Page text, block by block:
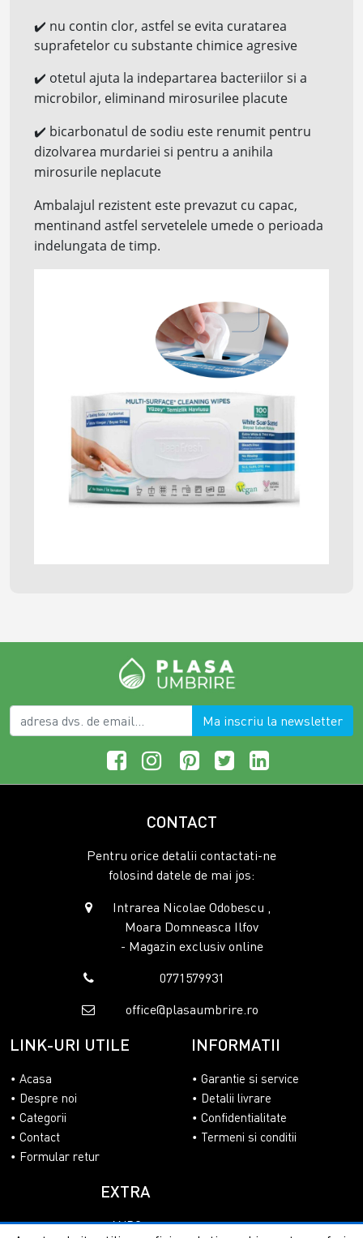
✔️ nu contin clor, astfel se evita curatarea
suprafetelor cu substante chimice agresive
✔️ otetul ajuta la indepartarea bacteriilor si a
microbilor, eliminand mirosurilee placute
✔️ bicarbonatul de sodiu este renumit pentru
dizolvarea murdariei si pentru a anihila
mirosurile neplacute
Ambalajul rezistent este prevazut cu capac,
mentinand astfel servetelele umede o perioada
indelungata de timp.
Ma inscriu la newsletter
CONTACT
Pentru orice detalii contactati-ne
folosind datele de mai jos:
Intrarea Nicolae Odobescu ,
Moara Domneasca Ilfov
- Magazin exclusiv online
0771579931
office@plasaumbrire.ro
LINK-URI UTILE
Acasa
Despre noi
Categorii
Contact
Formular retur
INFORMATII
Garantie si service
Detalii livrare
Confidentialitate
Termeni si conditii
EXTRA
ANPC